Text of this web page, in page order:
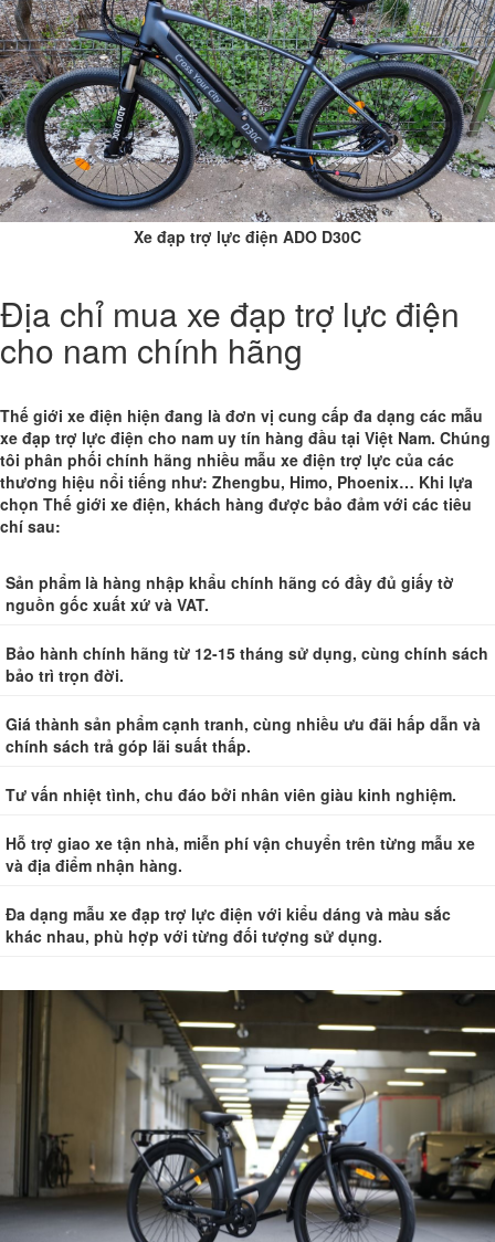
Xe đạp trợ lực điện ADO D30C
Địa chỉ mua xe đạp trợ lực điện
cho nam chính hãng
Thế giới xe điện hiện đang là đơn vị cung cấp đa dạng các mẫu
xe đạp trợ lực điện cho nam uy tín hàng đầu tại Việt Nam. Chúng
tôi phân phối chính hãng nhiều mẫu xe điện trợ lực của các
thương hiệu nổi tiếng như: Zhengbu, Himo, Phoenix… Khi lựa
chọn Thế giới xe điện, khách hàng được bảo đảm với các tiêu
chí sau:
Sản phẩm là hàng nhập khẩu chính hãng có đầy đủ giấy tờ
nguồn gốc xuất xứ và VAT.
Bảo hành chính hãng từ 12-15 tháng sử dụng, cùng chính sách
bảo trì trọn đời.
Giá thành sản phẩm cạnh tranh, cùng nhiều ưu đãi hấp dẫn và
chính sách trả góp lãi suất thấp.
Tư vấn nhiệt tình, chu đáo bởi nhân viên giàu kinh nghiệm.
Hỗ trợ giao xe tận nhà, miễn phí vận chuyển trên từng mẫu xe
và địa điểm nhận hàng.
Đa dạng mẫu xe đạp trợ lực điện với kiểu dáng và màu sắc
khác nhau, phù hợp với từng đối tượng sử dụng.